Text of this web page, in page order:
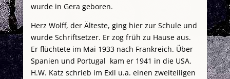
wurde in Gera geboren.
Herz Wolff, der Älteste, ging hier zur Schule und
wurde Schriftsetzer. Er zog früh zu Hause aus.
Er flüchtete im Mai 1933 nach Frankreich. Über
Spanien und Portugal kam er 1941 in die USA.
H.W. Katz schrieb im Exil u.a. einen zweiteiligen